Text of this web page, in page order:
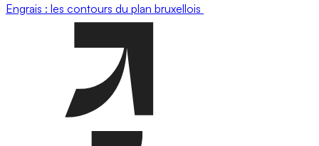
Engrais : les contours du plan bruxellois